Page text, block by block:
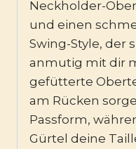
Neckholder-
und einen
Swing-Style, der
anmutig mit dir
gefütterte
am Rücken
Passform,
Gürtel deine